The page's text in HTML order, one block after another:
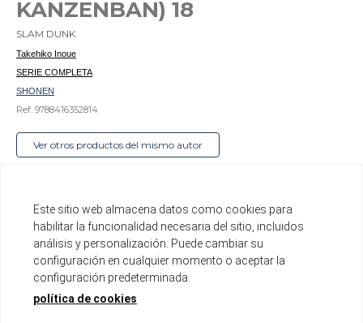
KANZENBAN) 18
SLAM DUNK
Takehiko Inoue
SERIE COMPLETA
SHONEN
Ref. 9788416352814
Ver otros productos del mismo autor
Tomo de aproximadamente 250 páginas
Formato A5, sobrecubierta con guardas en tinta
metalizada
Incluye páginas a color
Disponible
Este sitio web almacena datos como cookies para
habilitar la funcionalidad necesaria del sitio, incluidos
análisis y personalización. Puede cambiar su
configuración en cualquier momento o aceptar la
configuración predeterminada.
política de cookies